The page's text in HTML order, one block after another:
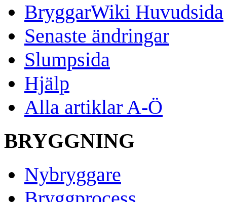
BryggarWiki Huvudsida
Senaste ändringar
Slumpsida
Hjälp
Alla artiklar A-Ö
BRYGGNING
Nybryggare